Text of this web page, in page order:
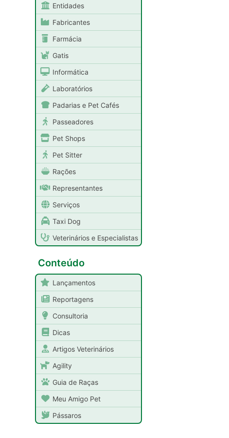
Entidades
Fabricantes
Farmácia
Gatis
Informática
Laboratórios
Padarias e Pet Cafés
Passeadores
Pet Shops
Pet Sitter
Rações
Representantes
Serviços
Taxi Dog
Veterinários e Especialistas
Conteúdo
Lançamentos
Reportagens
Consultoria
Dicas
Artigos Veterinários
Agility
Guia de Raças
Meu Amigo Pet
Pássaros